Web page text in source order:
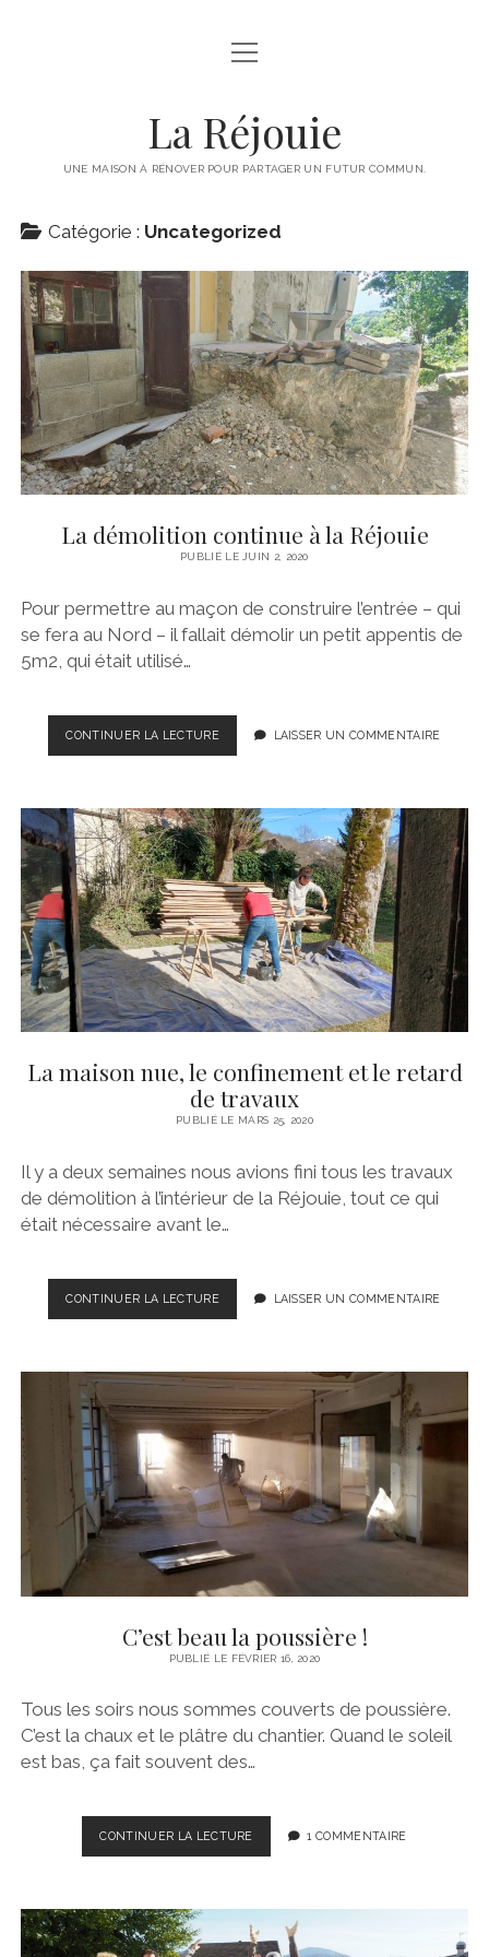
ACCUEIL
CONTACTS
ouvrir
menu
La Réjouie
UNE MAISON À RÉNOVER POUR PARTAGER UN FUTUR COMMUN.
Catégorie : Uncategorized
La démolition continue à la Réjouie
PUBLIÉ LE JUIN 2, 2020
Pour permettre au maçon de construire l’entrée – qui
se fera au Nord – il fallait démolir un petit appentis de
5m2, qui était utilisé…
CONTINUER LA LECTURELA
DÉMOLITION
LA
RÉJOUIE
LAISSER UN COMMENTAIRE
La maison nue, le confinement et le retard
de travaux
PUBLIÉ LE MARS 25, 2020
Il y a deux semaines nous avions fini tous les travaux
de démolition à l’intérieur de la Réjouie, tout ce qui
était nécessaire avant le…
CONTINUER LA LECTURELA
MAISON
CONFINEMENT
LE
RETARD
DE
TRAVAUX
LAISSER UN COMMENTAIRE
C’est beau la poussière !
PUBLIÉ LE FÉVRIER 16, 2020
Tous les soirs nous sommes couverts de poussière.
C’est la chaux et le plâtre du chantier. Quand le soleil
est bas, ça fait souvent des…
CONTINUER LA LECTURE
BEAU
1 COMMENTAIRE